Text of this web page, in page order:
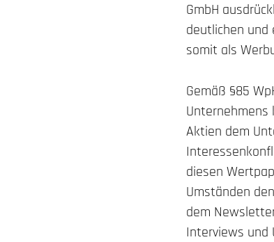
GmbH
deutlichen und
somit als
Gemäß §85
Unternehmens
Aktien dem
diesen
Umständen
dem
Interviews und